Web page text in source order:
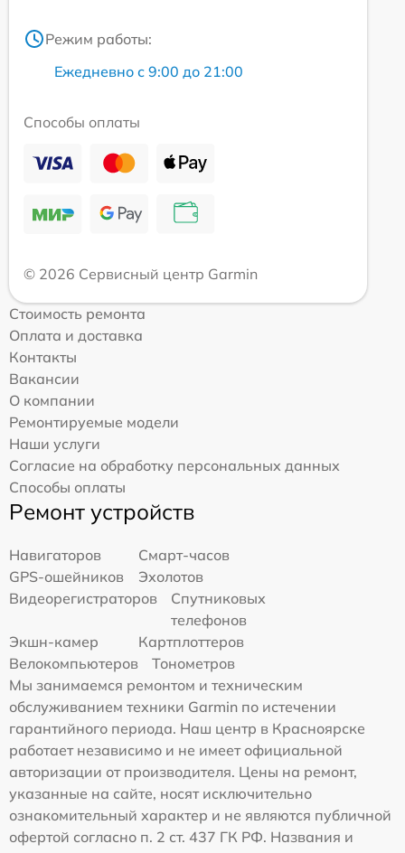
Режим работы:
Ежедневно с 9:00 до 21:00
Способы оплаты
© 2026 Сервисный центр Garmin
Стоимость ремонта
Оплата и доставка
Контакты
Вакансии
О компании
Ремонтируемые модели
Наши услуги
Согласие на обработку персональных данных
Способы оплаты
Ремонт устройств
Навигаторов
Смарт-часов
GPS-ошейников
Эхолотов
Видеорегистраторов
Спутниковых
телефонов
Экшн-камер
Картплоттеров
Велокомпьютеров
Тонометров
Мы занимаемся ремонтом и техническим
обслуживанием техники Garmin по истечении
гарантийного периода. Наш центр в Красноярске
работает независимо и не имеет официальной
авторизации от производителя. Цены на ремонт,
указанные на сайте, носят исключительно
ознакомительный характер и не являются публичной
офертой согласно п. 2 ст. 437 ГК РФ. Названия и